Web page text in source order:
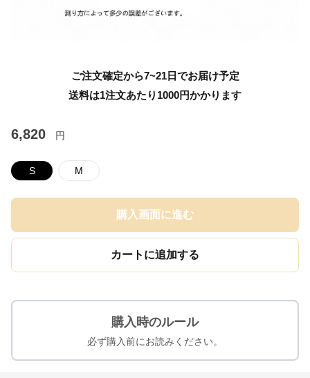
ご注文確定から7~21日でお届け予定
送料は1注文あたり 1000円かかります
6,820 円
S M
購入画面に進む
カートに追加する
購入時のルール
必ず購入前にお読みください。